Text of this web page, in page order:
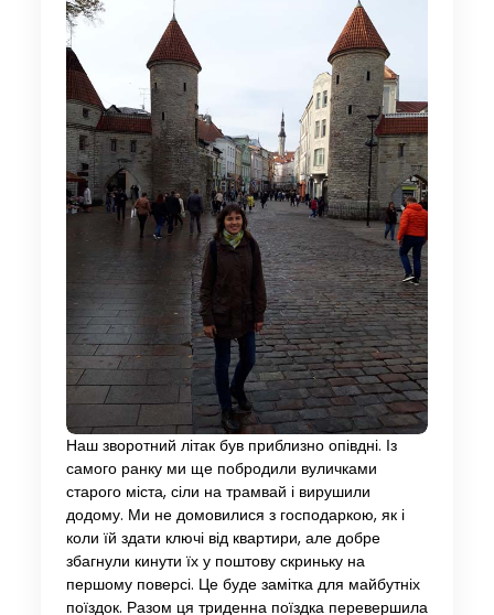
Наш зворотний літак був приблизно опівдні. Із
самого ранку ми ще побродили вуличками
старого міста, сіли на трамвай і вирушили
додому. Ми не домовилися з господаркою, як і
коли їй здати ключі від квартири, але добре
збагнули кинути їх у поштову скриньку на
першому поверсі. Це буде замітка для майбутніх
поїздок. Разом ця триденна поїздка перевершила